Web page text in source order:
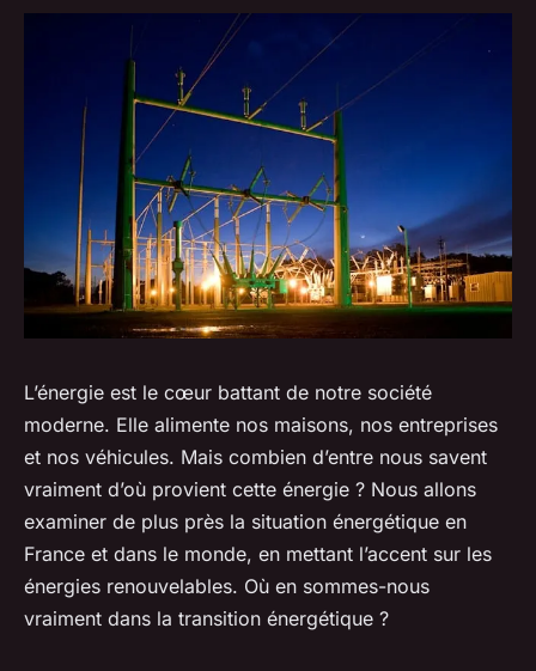
L’énergie est le cœur battant de notre société
moderne. Elle alimente nos maisons, nos entreprises
et nos véhicules. Mais combien d’entre nous savent
vraiment d’où provient cette énergie ? Nous allons
examiner de plus près la situation énergétique en
France et dans le monde, en mettant l’accent sur les
énergies renouvelables. Où en sommes-nous
vraiment dans la transition énergétique ?